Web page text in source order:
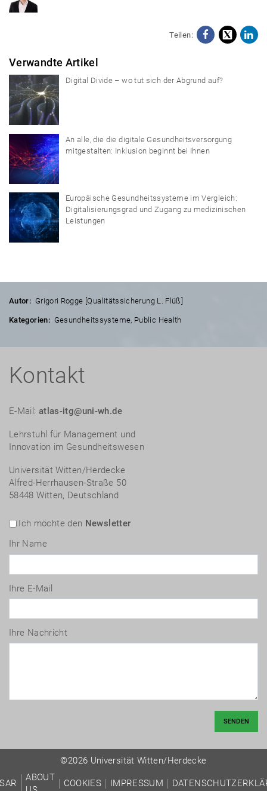
Teilen: X
Verwandte Artikel
Digital Divide – wo tut sich der Abgrund auf?
An alle, die die digitale Gesundheitsversorgung
mitgestalten: Inklusion beginnt bei Ihnen
Europäische Gesundheitssysteme im Vergleich:
Digitalisierungsgrad und Zugang zu medizinischen
Leistungen
Autor: Grigori Rogge [Qualitätssicherung L. Flüß]
Kategorien: Gesundheitssysteme, Public Health
Kontakt
E-Mail: atlas-itg@uni-wh.de
Lehrstuhl für Management und
Innovation im Gesundheitswesen
Universität Witten/Herdecke
Alfred-Herrhausen-Straße 50
58448 Witten, Deutschland
Ich möchte den Newsletter
Ihr Name
Ihre E-Mail
Ihre Nachricht
SENDEN
©2026 Universität Witten/Herdecke
ABOUT
COOKIES IMPRESSUM